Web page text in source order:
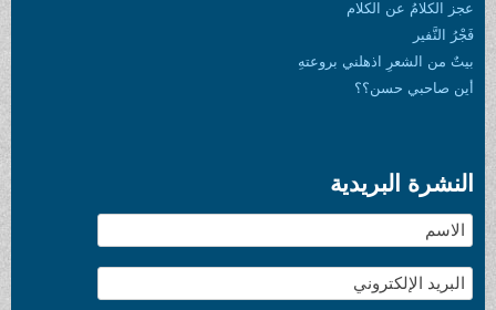
عجز الكلامُ عن الكلام
فَجْرُ النَّفير
بيتٌ من الشعرِ اذهلني بروعتهِ
أين صاحبي حسن؟؟
النشرة البريدية